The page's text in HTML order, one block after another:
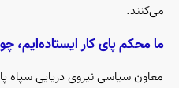
می‌کنند.
ما محکم پای کار
معاون سیاسی نیروی دریایی سپاه